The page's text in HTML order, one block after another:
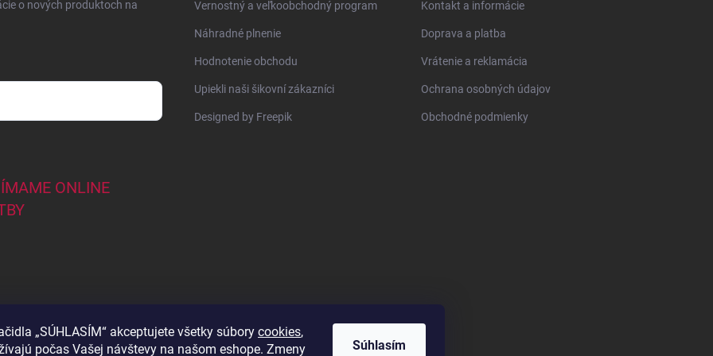
„SÚHLASÍM“ akceptujete všetky súbory cookies,
počas Vašej návštevy na našom eshope. Zmeny
Súhlasím
o nových produktoch na
Vernostný a veľkoobchodný program
Náhradné plnenie
Hodnotenie obchodu
Upiekli naši šikovní zákazníci
Designed by Freepik
Kontakt a informácie
Doprava a platba
Vrátenie a reklamácia
Ochrana osobných údajov
Obchodné podmienky
ONLINE